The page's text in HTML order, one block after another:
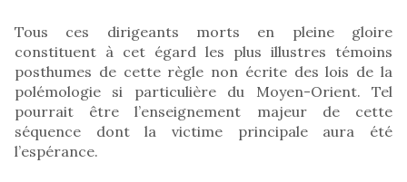
Tous ces dirigeants morts en pleine gloire
constituent à cet égard les plus illustres témoins
posthumes de cette règle non écrite des lois de la
polémologie si particulière du Moyen-Orient. Tel
pourrait être l’enseignement majeur de cette
séquence dont la victime principale aura été
l’espérance.